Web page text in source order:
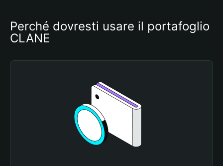
Perché dovresti usare il portafoglio
CLANE